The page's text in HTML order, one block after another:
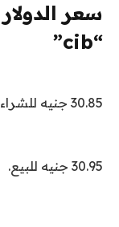
سعر
“cib”
30.85 جنيه للشراء.
30.95 جنيه للبيع.